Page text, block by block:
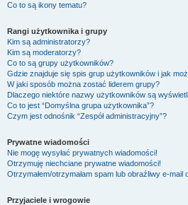
Co to są ikony tematu?
Rangi użytkownika i grupy
Kim są administratorzy?
Kim są moderatorzy?
Co to są grupy użytkowników?
Gdzie znajduje się spis grup użytkowników i jak
W jaki sposób można zostać liderem grupy?
Dlaczego niektóre nazwy użytkowników są
Co to jest “Domyślna grupa użytkownika”?
Czym jest odnośnik “Zespół administracyjny”?
Prywatne wiadomości
Nie mogę wysyłać prywatnych wiadomości!
Otrzymuję niechciane prywatne wiadomości!
Otrzymałem/otrzymałam spam lub obraźliwy e-mail
Przyjaciele i wrogowie